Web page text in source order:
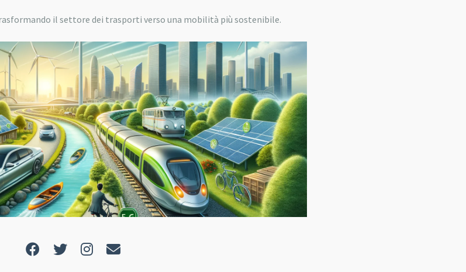
il settore dei trasporti verso una mobilità più sostenibile.